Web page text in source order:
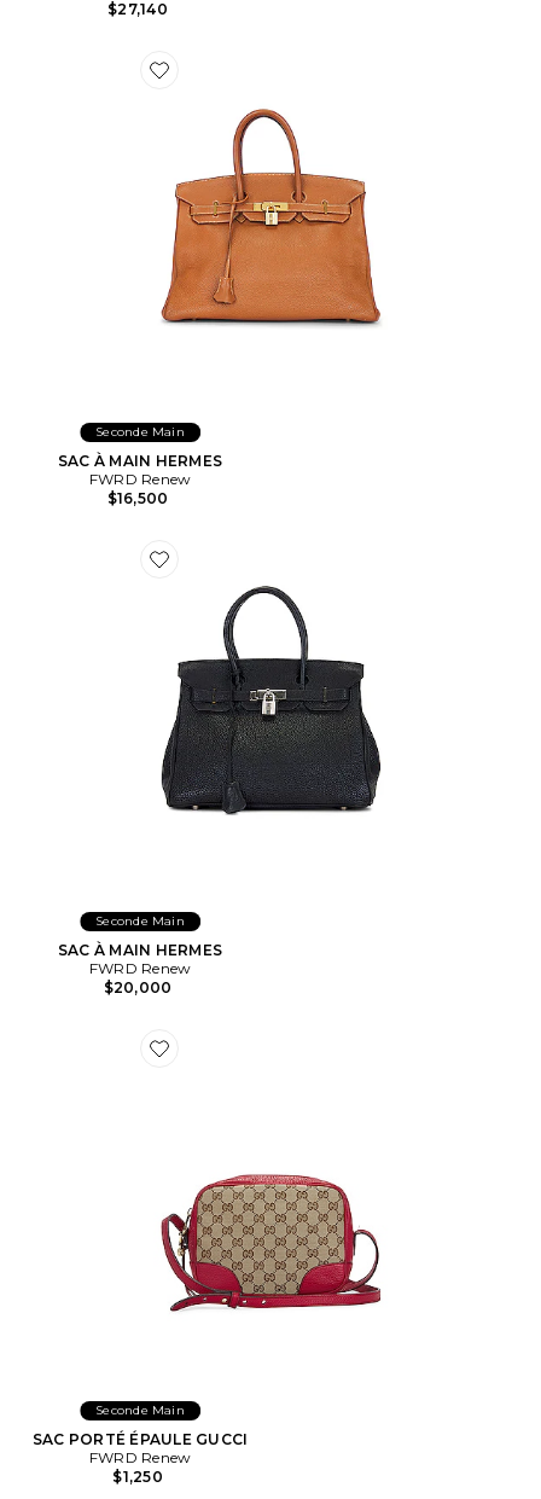
$27,140
Favorite SAC À MAIN HERMES
Seconde Main
SAC À MAIN HERMES
FWRD Renew
$16,500
Favorite SAC À MAIN HERMES
Seconde Main
SAC À MAIN HERMES
FWRD Renew
$20,000
Favorite SAC PORTÉ ÉPAULE GUCCI
Seconde Main
SAC PORTÉ ÉPAULE GUCCI
FWRD Renew
$1,250